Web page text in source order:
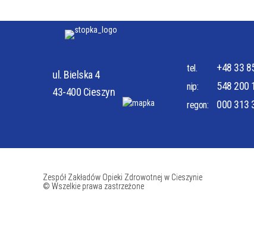
PORADNIE SPECJALISTYCZNE
ul. Bielska 4
43-400 Cieszyn
tel. +48 33
nip: 548 200
regon: 000 313
Zespół Zakładów Opieki Zdrowotnej w Cieszynie
© Wszelkie prawa zastrzeżone